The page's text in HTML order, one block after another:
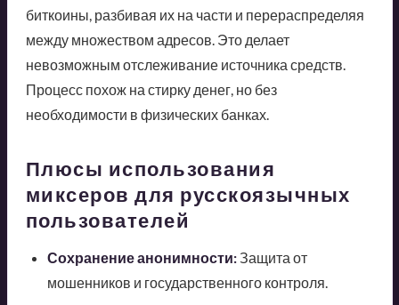
биткоины, разбивая их на части и перераспределяя
между множеством адресов. Это делает
невозможным отслеживание источника средств.
Процесс похож на стирку денег, но без
необходимости в физических банках.
Плюсы использования
миксеров для русскоязычных
пользователей
Сохранение анонимности:Защита от
мошенников и государственного контроля.